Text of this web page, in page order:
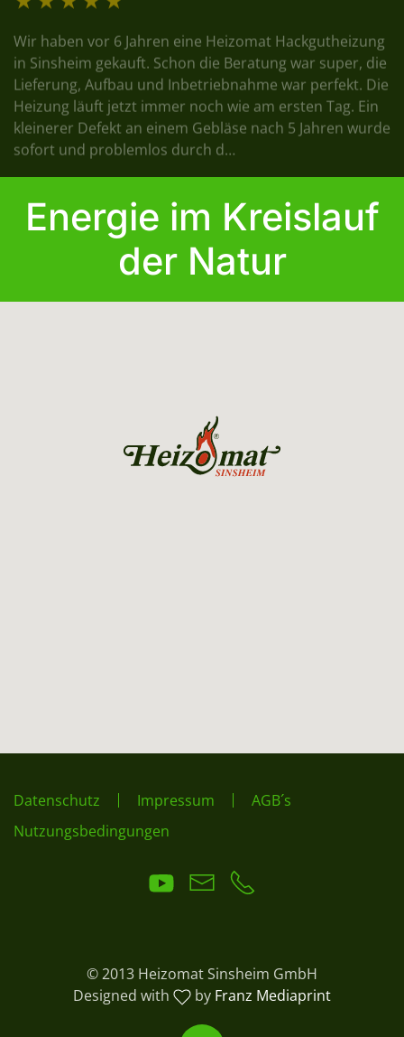
in Sinsheim gekauft. Schon die Beratung war super, die
Lieferung, Aufbau und Inbetriebnahme war perfekt. Die
Heizung läuft jetzt immer noch wie am ersten Tag. Ein
kleinerer Defekt an einem Gebläse nach 5 Jahren wurde
sofort und problemlos durch d…
Energie im Kreislauf
der Natur
Datenschutz Impressum
AGB´s
Nutzungsbedingungen
© 2013 Heizomat Sinsheim GmbH
Designed with
by Franz Mediaprint